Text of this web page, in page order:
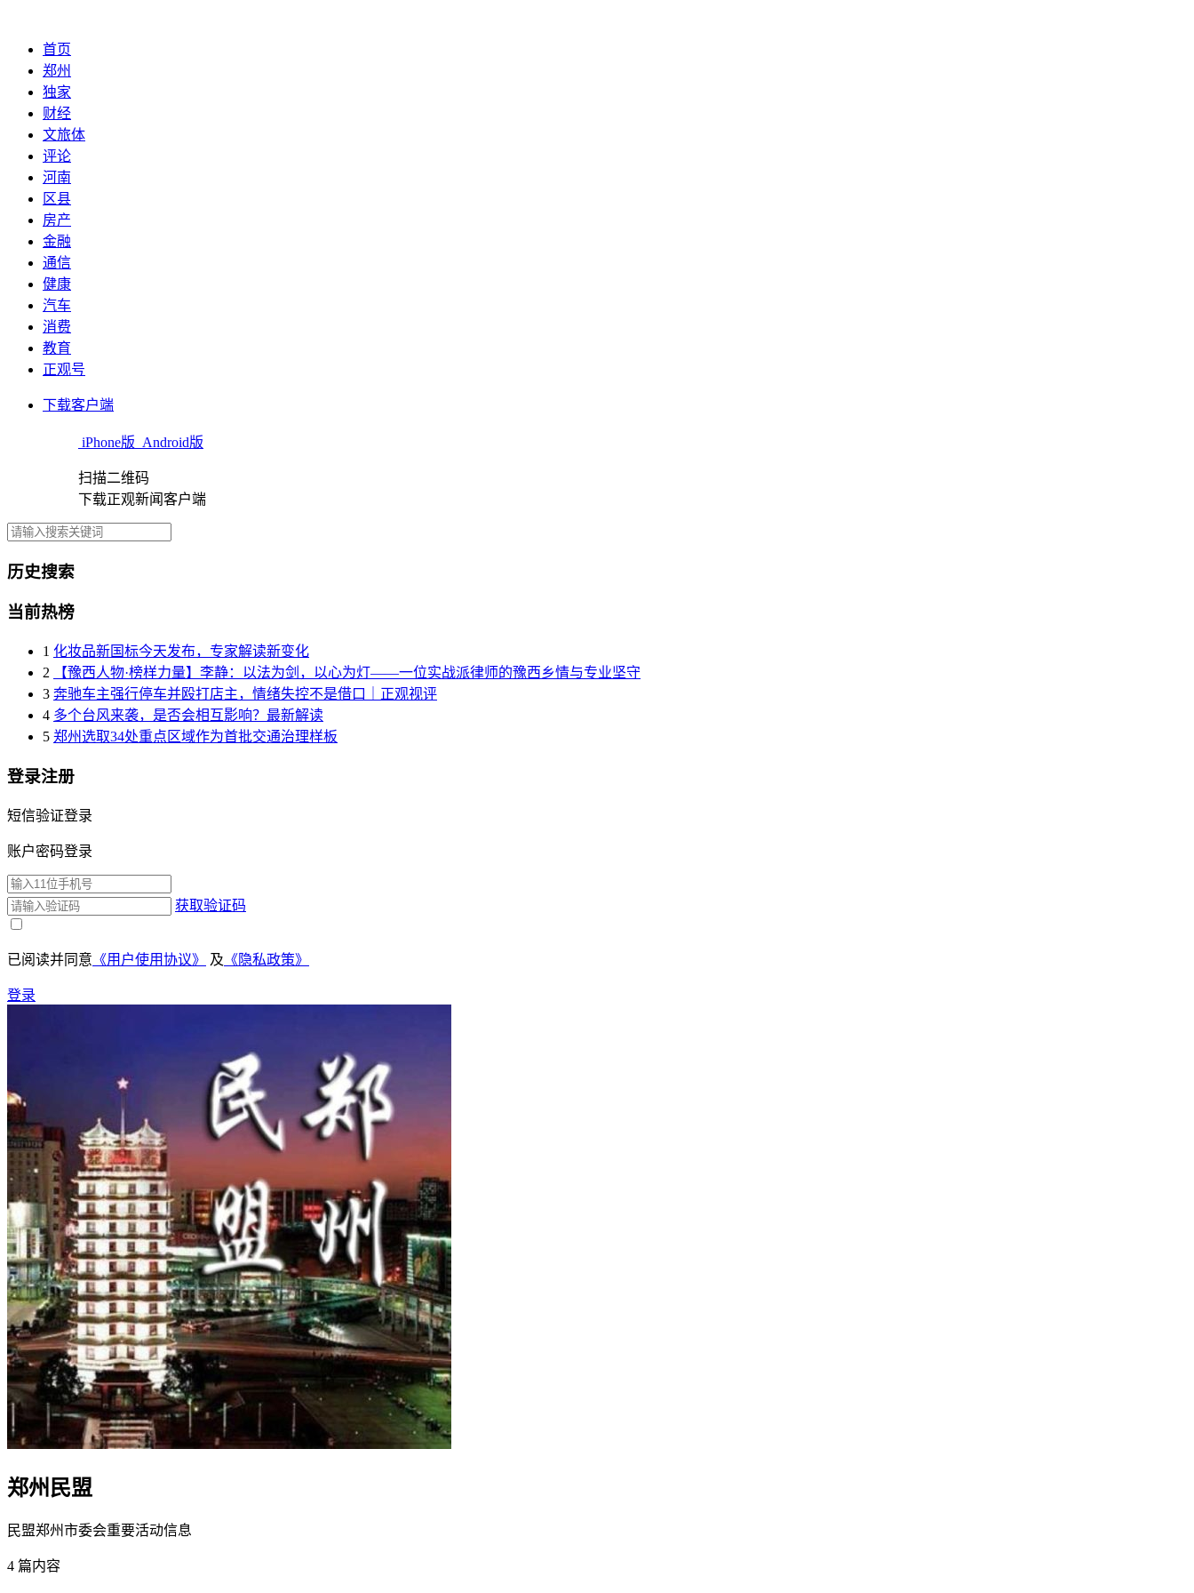
首页
郑州
独家
财经
文旅体
评论
河南
区县
房产
金融
通信
健康
汽车
消费
教育
正观号
下载客户端
iPhone版 Android版
扫描二维码
下载正观新闻客户端
历史搜索
当前热榜
1 化妆品新国标今天发布，专家解读新变化
2
【豫西人物·榜样力量】李静：以法为剑，以心为灯——一位实战派律师的豫西乡情与专业坚守
3 奔驰车主强行停车并殴打店主，情绪失控不是借口｜正观视评
4 多个台风来袭，是否会相互影响？最新解读
5 郑州选取34处重点区域作为首批交通治理样板
登录注册
短信验证登录
账户密码登录
获取验证码
已阅读并同意 《用户使用协议》 及 《隐私政策》
登录
郑州民盟
民盟郑州市委会重要活动信息
4 篇内容